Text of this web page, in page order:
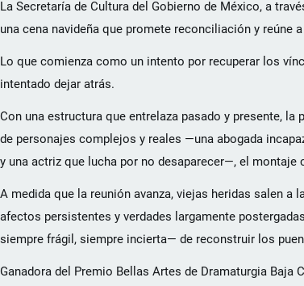
La Secretaría de Cultura del Gobierno de México, a
una cena navideña que promete reconciliación y reúne
Lo que comienza como un intento por recuperar los
intentado dejar atrás.
Con una estructura que entrelaza pasado y presente,
de personajes complejos y reales —una abogada
y una actriz que lucha por no desaparecer—, el
A medida que la reunión avanza, viejas heridas salen
afectos persistentes y verdades largamente
siempre frágil, siempre incierta— de reconstruir los
Ganadora del Premio Bellas Artes de Dramaturgia Baja